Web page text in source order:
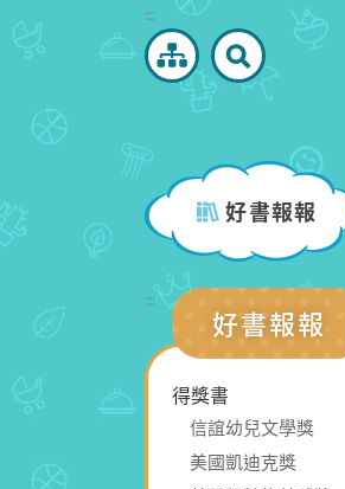
到
塊
:::
好書報報
:::
好書報報
得獎書
信誼幼兒文學獎
美國凱迪克獎